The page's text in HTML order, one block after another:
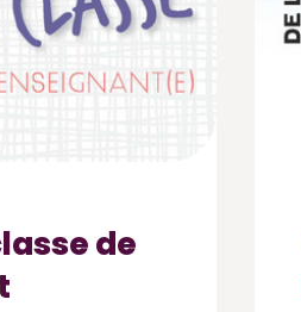
de